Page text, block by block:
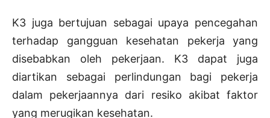
K3 juga bertujuan sebagai upaya pencegahan
terhadap gangguan kesehatan pekerja yang
disebabkan oleh pekerjaan. K3 dapat juga
diartikan sebagai perlindungan bagi pekerja
dalam pekerjaannya dari resiko akibat faktor
yang merugikan kesehatan.